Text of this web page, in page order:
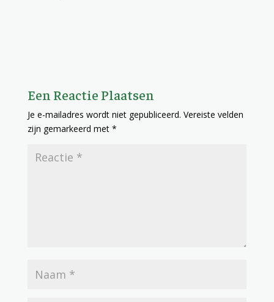
Een Reactie Plaatsen
Je e-mailadres wordt niet gepubliceerd. Vereiste velden
zijn gemarkeerd met *